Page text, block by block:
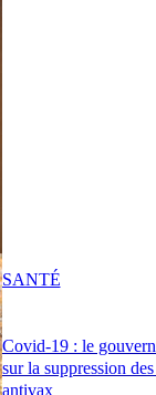
Covid-19 : le
sur la suppression
antivax
SANTÉ